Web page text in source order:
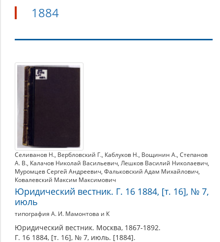
1884
1884
Селиванов Н., Вербловский Г., Каблуков Н., Вощинин А., Степанов
А. В., Калачов Николай Васильевич, Лешков Василий Николаевич,
Муромцев Сергей Андреевич, Фальковский Адам Михайлович,
Ковалевский Максим Максимович
Юридический вестник. Г. 16 1884, [т. 16], № 7,
июль
типография А. И. Мамонтова и К
Юридический вестник. Москва, 1867-1892.
Г. 16 1884, [т. 16], № 7, июль. [1884].